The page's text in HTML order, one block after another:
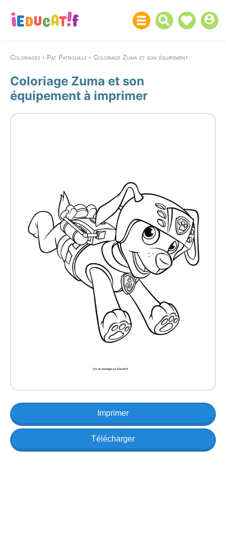
Coloriages Pat Patrouille Coloriage Zuma et son équipement
Coloriage Zuma et son
équipement à imprimer
Imprimer
Télécharger